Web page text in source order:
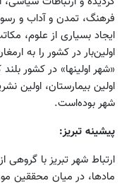
فرهنگ، تمدن و آداب و
ایجاد بسیاری از علوم،
اولین‌بار در کشور را به
«شهر اولین‏ها» در کشور
اولین بیمارستان، اولین
شهر بوده‌است.
پیشینه تبریز:
ارتباط شهر تبریز با
مادها، در میان محققین